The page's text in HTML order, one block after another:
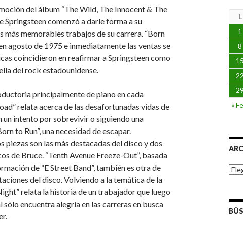
del álbum “The Wild, The Innocent & The
Springsteen comenzó a darle forma a su
más memorables trabajos de su carrera. “Born
agosto de 1975 e inmediatamente las ventas se
coincidieron en reafirmar a Springsteen como
del rock estadounidense.
principalmente de piano en cada
relata acerca de las desafortunadas vidas de
un intento por sobrevivir o siguiendo una
to Run”, una necesidad de escapar.
piezas son las más destacadas del disco y dos
de Bruce. “Tenth Avenue Freeze-Out”, basada
de “E Street Band”, también es otra de
del disco. Volviendo a la temática de la
relata la historia de un trabajador que luego
sólo encuentra alegría en las carreras en busca
L
1
8
15
22
29
«